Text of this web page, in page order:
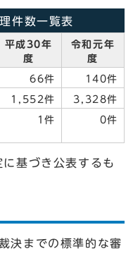
件数一覧表
平成30年
度
令和元年
度
66件 140件
1,552件 3,328件
1件 0件
基づき公表するも
決までの標準的な審